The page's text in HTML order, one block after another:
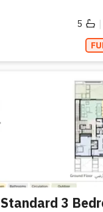
|
5
Standard 3